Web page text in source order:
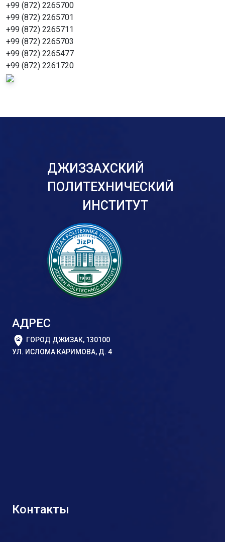
+99 (872) 2265700
+99 (872) 2265701
+99 (872) 2265711
+99 (872) 2265703
+99 (872) 2265477
+99 (872) 2261720
ДЖИЗЗАХСКИЙ
ПОЛИТЕХНИЧЕСКИЙ
ИНСТИТУТ
АДРЕС
ГОРОД ДЖИЗАК, 130100
УЛ. ИСЛОМА КАРИМОВА, Д. 4
Контакты